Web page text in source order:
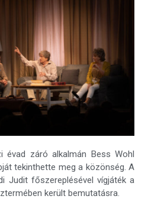
évad záró alkalmán Bess Wohl
tekinthette meg a közönség. A
Judit főszereplésével vígjáték a
került bemutatásra.